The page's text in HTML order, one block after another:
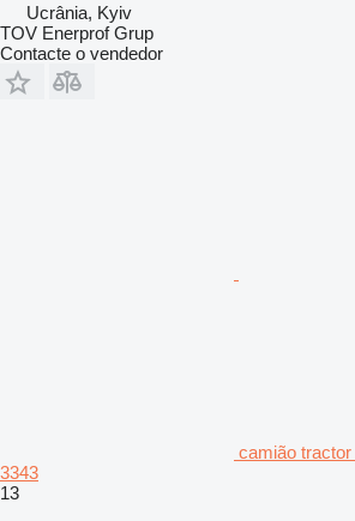
Ucrânia, Kyiv
TOV Enerprof Grup
Contacte o vendedor
camião
3343
13